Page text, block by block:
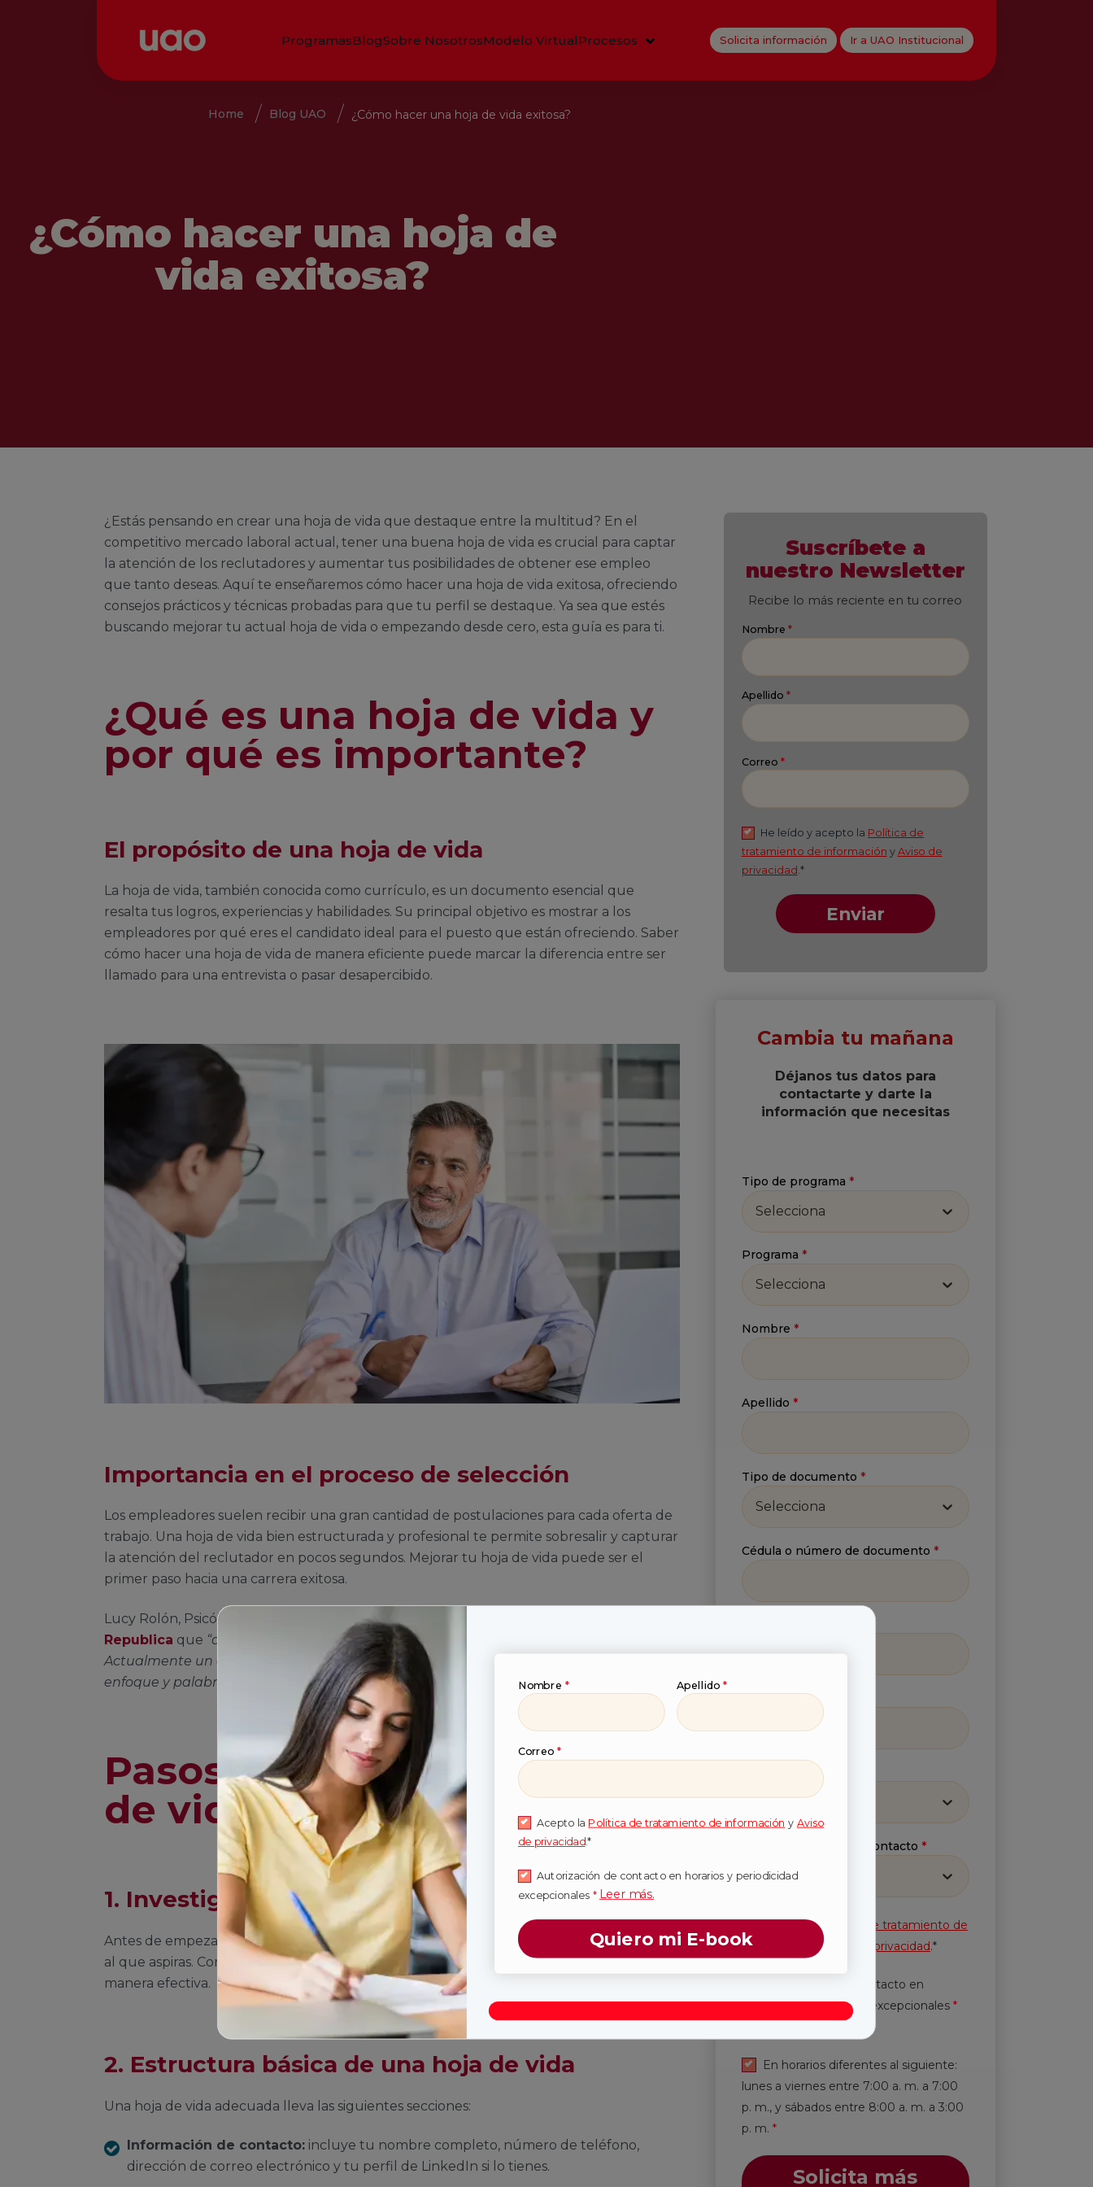
ProgramasBlogSobre NosotrosModelo VirtualProcesos Solicita información Ir a UAO Institucional
¿Cómo hacer una hoja de
vida exitosa?
Home Blog UAO ¿Cómo hacer una hoja de vida exitosa?
¿Estás pensando en crear una hoja de vida que destaque entre la multitud? En el
competitivo mercado laboral actual, tener una buena hoja de vida es crucial para captar
la atención de los reclutadores y aumentar tus posibilidades de obtener ese empleo
que tanto deseas. Aquí te enseñaremos cómo hacer una hoja de vida exitosa, ofreciendo
consejos prácticos y técnicas probadas para que tu perfil se destaque. Ya sea que estés
buscando mejorar tu actual hoja de vida o empezando desde cero, esta guía es para ti.
¿Qué es una hoja de vida y
por qué es importante?
El propósito de una hoja de vida
La hoja de vida, también conocida como currículo, es un documento esencial que
resalta tus logros, experiencias y habilidades. Su principal objetivo es mostrar a los
empleadores por qué eres el candidato ideal para el puesto que están ofreciendo. Saber
cómo hacer una hoja de vida de manera eficiente puede marcar la diferencia entre ser
llamado para una entrevista o pasar desapercibido.
Importancia en el proceso de selección
Los empleadores suelen recibir una gran cantidad de postulaciones para cada oferta de
trabajo. Una hoja de vida bien estructurada y profesional te permite sobresalir y capturar
la atención del reclutador en pocos segundos. Mejorar tu hoja de vida puede ser el
primer paso hacia una carrera exitosa.
Lucy Rolón, Psicóloga Organizacional, especialista SST, aseguró en entrevista con
Republica que “antes se veían hojas de vida muy extensas en su redacción.
Actualmente un evaluador busca conceptos básicos, un resumen de su HV con
enfoque y palabras claves como en la formación y experiencia.”
Pasos para crear una hoja
de vida efectiva
1. Investigación y preparación
Antes de empezar a crear tu hoja de vida, investiga sobre la empresa y el tipo de puesto
al que aspiras. Comprender lo que buscan te ayudará a enfocar tu hoja de vida de
manera efectiva.
2. Estructura básica de una hoja de vida
Una hoja de vida adecuada lleva las siguientes secciones:
Información de contacto: incluye tu nombre completo, número de teléfono,
dirección de correo electrónico y tu perfil de LinkedIn si lo tienes.
Suscríbete a
Correo *
He leído y acepto
Cambia tu mañana
Déjanos tus datos para
contactarte y darte la
información que necesitas
Tipo de programa *
Selecciona
Programa *
Selecciona
Nombre *
Apellido *
Tipo de documento *
Selecciona
Cédula o número de documento *
Correo *
Selecciona
Método preferido de contacto *
Selecciona
Acepto laPolítica de tratamiento de
información
yAviso de privacidad.*
Autorización de contacto en
horarios y periodicidad excepcionales *
En horarios diferentes al siguiente:
lunes a viernes entre 7:00 a. m. a 7:00
p. m., y sábados entre 8:00 a. m. a 3:00
p. m. *
Solicita más
Nombre * Apellido *
Correo *
Acepto la Política de tratamiento de información y Aviso
de privacidad.*
Autorización de contacto en horarios y periodicidad
excepcionales * Leer más.
Quiero mi E-book